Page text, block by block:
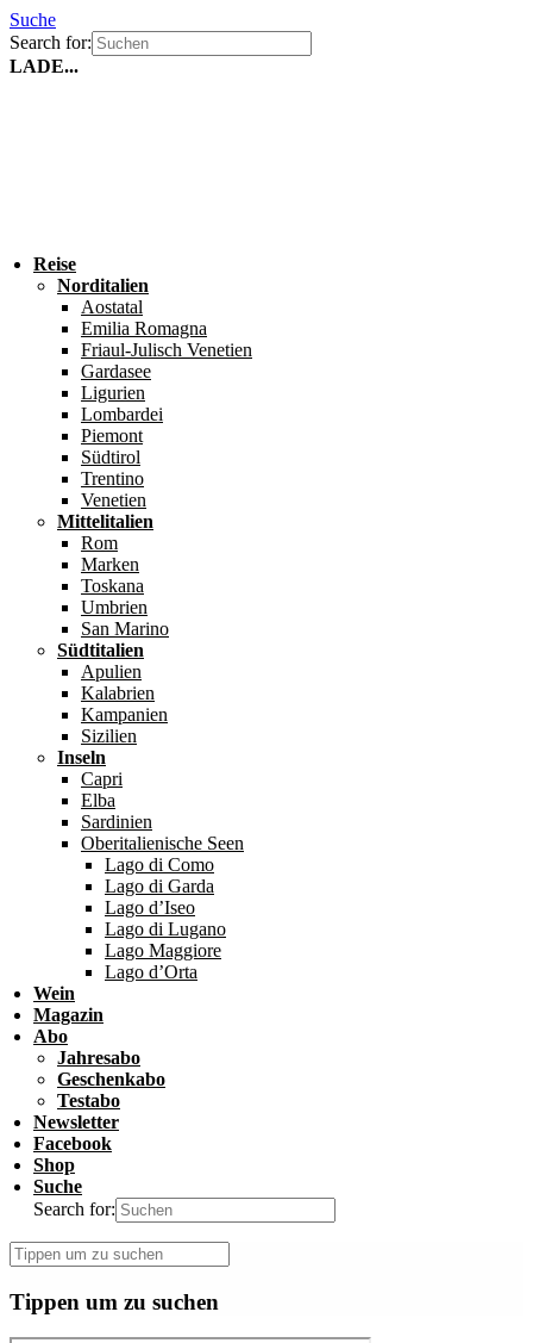
Suche
Search for:
LADE...
Reise
Norditalien
Aostatal
Emilia Romagna
Friaul-Julisch Venetien
Gardasee
Ligurien
Lombardei
Piemont
Südtirol
Trentino
Venetien
Mittelitalien
Rom
Marken
Toskana
Umbrien
San Marino
Südtitalien
Apulien
Kalabrien
Kampanien
Sizilien
Inseln
Capri
Elba
Sardinien
Oberitalienische Seen
Lago di Como
Lago di Garda
Lago d’Iseo
Lago di Lugano
Lago Maggiore
Lago d’Orta
Wein
Magazin
Abo
Jahresabo
Geschenkabo
Testabo
Newsletter
Facebook
Shop
Suche
Search for:
Tippen um zu suchen